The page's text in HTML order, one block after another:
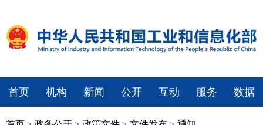
首页 机构 新闻 公开 互动 服务 数据